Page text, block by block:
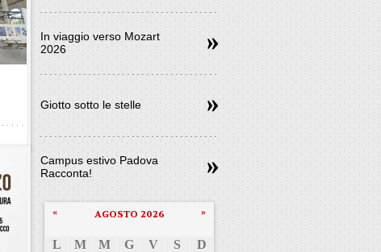
In viaggio verso Mozart
2026
Giotto sotto le stelle
Campus estivo Padova
Racconta!
AGOSTO 2026
« »
L M M G V S D